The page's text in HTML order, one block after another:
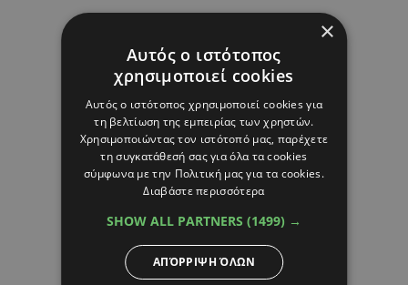
×
Αυτός ο ιστότοπος
χρησιμοποιεί cookies
Αυτός ο ιστότοπος χρησιμοποιεί cookies για
τη βελτίωση της εμπειρίας των χρηστών.
Χρησιμοποιώντας τον ιστότοπό μας, παρέχετε
τη συγκατάθεσή σας για όλα τα cookies
σύμφωνα με την Πολιτική μας για τα cookies.
Διαβάστε περισσότερα
SHOW ALL PARTNERS (1499) →
ΑΠΌΡΡΙΨΗ ΌΛΩΝ